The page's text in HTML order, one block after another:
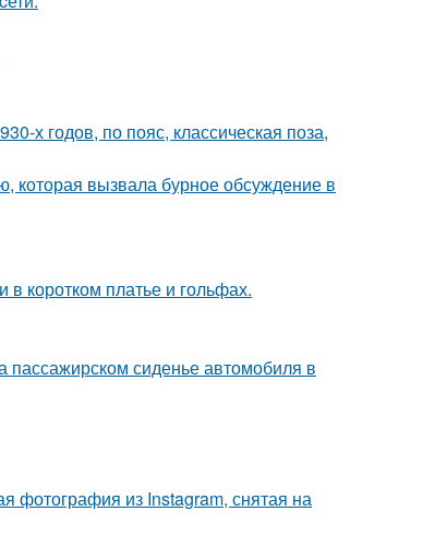
х годов, по пояс, классическая поза,
которая вызвала бурное обсуждение в
коротком платье и гольфах.
сиденье автомобиля в
фотография из Instagram, снятая на